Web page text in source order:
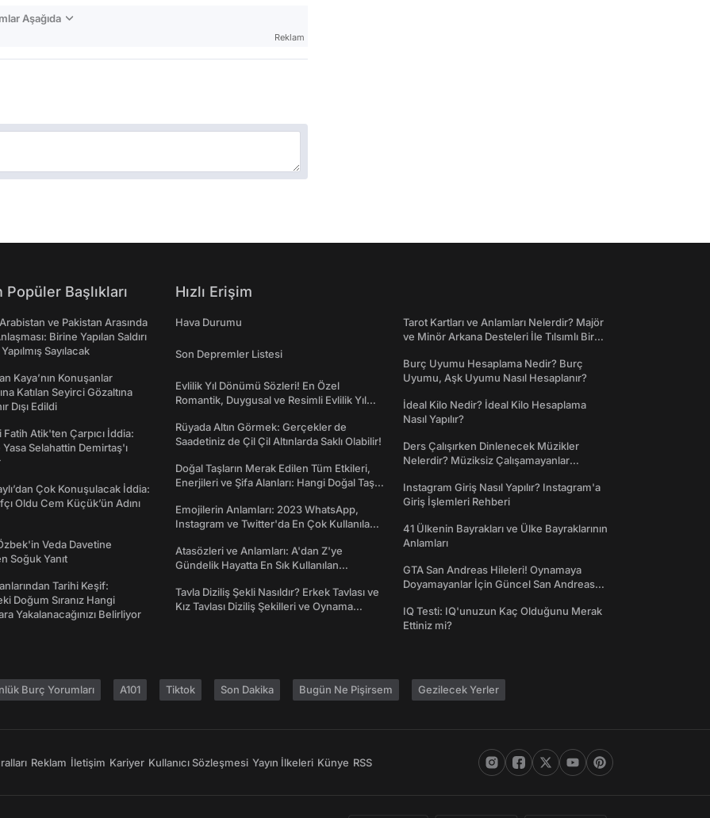
Aşağıda
Reklam
Popüler Başlıkları
ve Pakistan Arasında
Birine Yapılan Saldırı
Sayılacak
Kaya’nın Konuşanlar
Katılan Seyirci Gözaltına
Dışı Edildi
Atik'ten Çarpıcı İddia:
Selahattin Demirtaş'ı
Çok Konuşulacak İddia:
Oldu Cem Küçük’ün Adını
Veda Davetine
Soğuk Yanıt
Tarihi Keşif:
Doğum Sıranız Hangi
Yakalanacağınızı Belirliyor
Hızlı Erişim
Hava Durumu
Son Depremler Listesi
Evlilik Yıl Dönümü Sözleri! En Özel
Romantik, Duygusal ve Resimli Evlilik Yıl
Rüyada Altın Görmek: Gerçekler de
Saadetiniz de Çil Çil Altınlarda Saklı Olabilir!
Doğal Taşların Merak Edilen Tüm Etkileri,
Enerjileri ve Şifa Alanları: Hangi Doğal Taş
Emojilerin Anlamları: 2023 WhatsApp,
Instagram ve Twitter'da En Çok Kullanılan
Atasözleri ve Anlamları: A'dan Z'ye
Gündelik Hayatta En Sık Kullanılan
Tavla Diziliş Şekli Nasıldır? Erkek Tavlası ve
Kız Tavlası Diziliş Şekilleri ve Oynama
Tarot Kartları ve Anlamları Nelerdir? Majör
ve Minör Arkana Desteleri İle Tılsımlı Bir
Burç Uyumu Hesaplama Nedir? Burç
Uyumu, Aşk Uyumu Nasıl Hesaplanır?
İdeal Kilo Nedir? İdeal Kilo Hesaplama
Nasıl Yapılır?
Ders Çalışırken Dinlenecek Müzikler
Nelerdir? Müziksiz Çalışamayanlar
Instagram Giriş Nasıl Yapılır? Instagram'a
Giriş İşlemleri Rehberi
41 Ülkenin Bayrakları ve Ülke Bayraklarının
Anlamları
GTA San Andreas Hileleri! Oynamaya
Doyamayanlar İçin Güncel San Andreas
IQ Testi: IQ'unuzun Kaç Olduğunu Merak
Ettiniz mi?
Burç Yorumları A101 Tiktok Son Dakika Bugün Ne Pişirsem Gezilecek Yerler
Reklam İletişim Kariyer Kullanıcı Sözleşmesi Yayın İlkeleri Künye RSS